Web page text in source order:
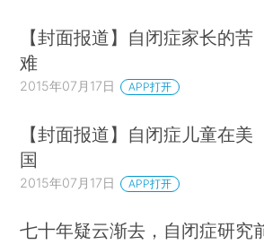
【封面报道】自闭症家长的苦
难
2015年07月17日 APP打开
【封面报道】自闭症儿童在美
国
2015年07月17日 APP打开
七十年疑云渐去，自闭症研究